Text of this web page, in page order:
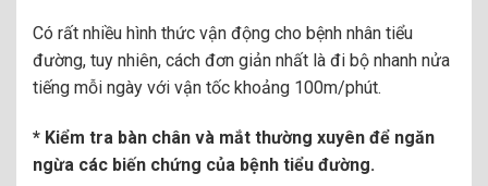
Có rất nhiều hình thức vận động cho bệnh nhân tiểu
đường, tuy nhiên, cách đơn giản nhất là đi bộ nhanh nửa
tiếng mỗi ngày với vận tốc khoảng 100m/phút.
* Kiểm tra bàn chân và mắt thường xuyên để ngăn
ngừa các biến chứng của bệnh tiểu đường.